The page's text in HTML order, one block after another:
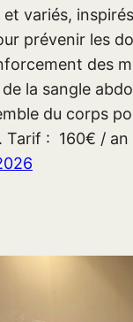
et variés,
prévenir les
des
la sangle
du corps
Tarif : 160€ /